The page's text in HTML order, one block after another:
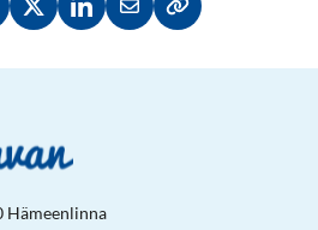
Facebookissa
Jaa Twitterissä
Jaa LinkedInissä
Jaa sähköpostitse
Kopioi linkki
Hämeenlinna